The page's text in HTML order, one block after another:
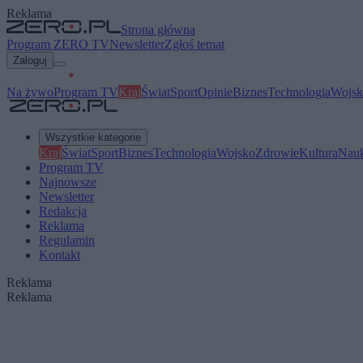
Reklama
Strona główna
Program ZERO TVNewsletterZgłoś temat
Zaloguj
Na żywoProgram TVKrajŚwiatSportOpinieBiznesTechnologia
Wszystkie kategorie
KrajŚwiatSportBiznesTechnologiaWojskoZdrowieKultura
Program TV
Najnowsze
Newsletter
Redakcja
Reklama
Regulamin
Kontakt
Reklama
Reklama